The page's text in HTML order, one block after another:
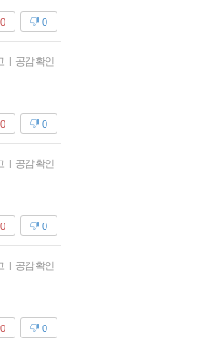
0
0
| 공감 확인
0
0
| 공감 확인
0
0
| 공감 확인
0
0